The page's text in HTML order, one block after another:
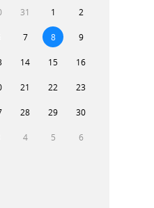
31 1 2
7 8 9
14 15 16
21 22 23
28 29 30
4 5 6